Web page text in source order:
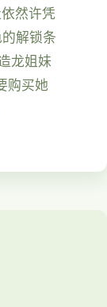
然许凭
解锁条
龙姐妹
购买她